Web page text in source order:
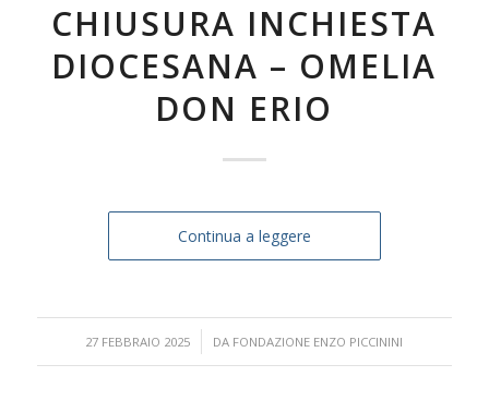
CHIUSURA INCHIESTA
DIOCESANA – OMELIA
DON ERIO
Continua a leggere
27 FEBBRAIO 2025
/ DA FONDAZIONE ENZO PICCININI